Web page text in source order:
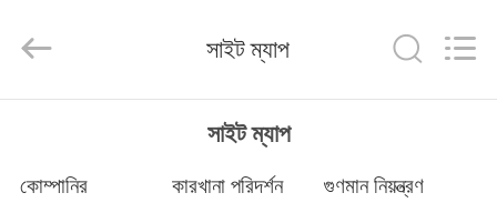
পণ্য
Reserved.
সাইট ম্যাপ
সাইট ম্যাপ
কোম্পানির কারখানা পরিদর্শন
গুণমান নিয়ন্ত্রণ